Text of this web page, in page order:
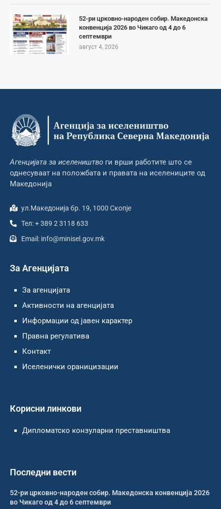
52-ри црковно-народен собир. Македонска
конвенција 2026 во Чикаго од 4 до 6
септември
август 4, 2026
Агенцијата за иселеништво ги врши работите што се
однесуваат на положбата и правата на иселениците од
Македонија
ул.Македонија бр. 19, 1000 Скопје
Тел: + 389 2 3118 633
Email: info@minisel.gov.mk
За Агенцијата
За агенцијата
Активности на агенцијата
Информации од јавен карактер
Правна регулатива
Контакт
Иселенички ораницизации
Корисни линкови
Дипломатско конзуларни преставништва
Последни вести
52-ри црковно-народен собир. Македонска конвенција 2026
во Чикаго од 4 до 6 септември